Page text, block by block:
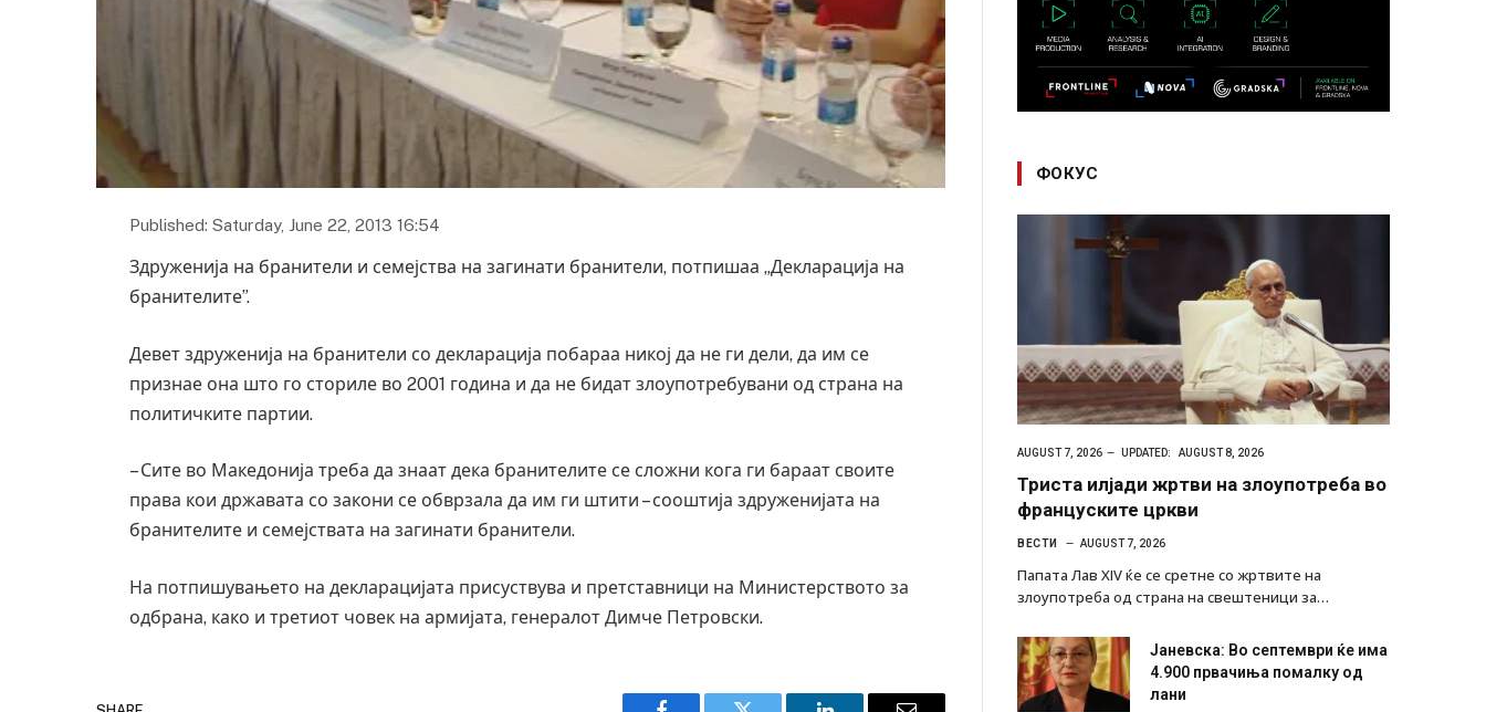
Published: Saturday, June 22, 2013 16:54
Здруженија на бранители и семејства на загинати бранители, потпишаа „Декларација на
бранителите”.
Девет здруженија на бранители со декларација побараа никој да не ги дели, да им се
признае она што го сториле во 2001 година и да не бидат злоупотребувани од страна на
политичките партии.
– Сите во Македонија треба да знаат дека бранителите се сложни кога ги бараат своите
права кои државата со закони се обврзала да им ги штити – сооштија здруженијата на
бранителите и семејствата на загинати бранители.
На потпишувањето на декларацијата присуствува и претставници на Министерството за
одбрана, како и третиот човек на армијата, генералот Димче Петровски.
ФОКУС
AUGUST 7, 2026 UPDATED: AUGUST 8, 2026
Триста илјади жртви на злоупотреба во
француските цркви
ВЕСТИ AUGUST 7, 2026
Папата Лав XIV ќе се сретне со жртвите на
злоупотреба од страна на свештеници за…
Јаневска: Во септември ќе има
4.900 првачиња помалку од
лани